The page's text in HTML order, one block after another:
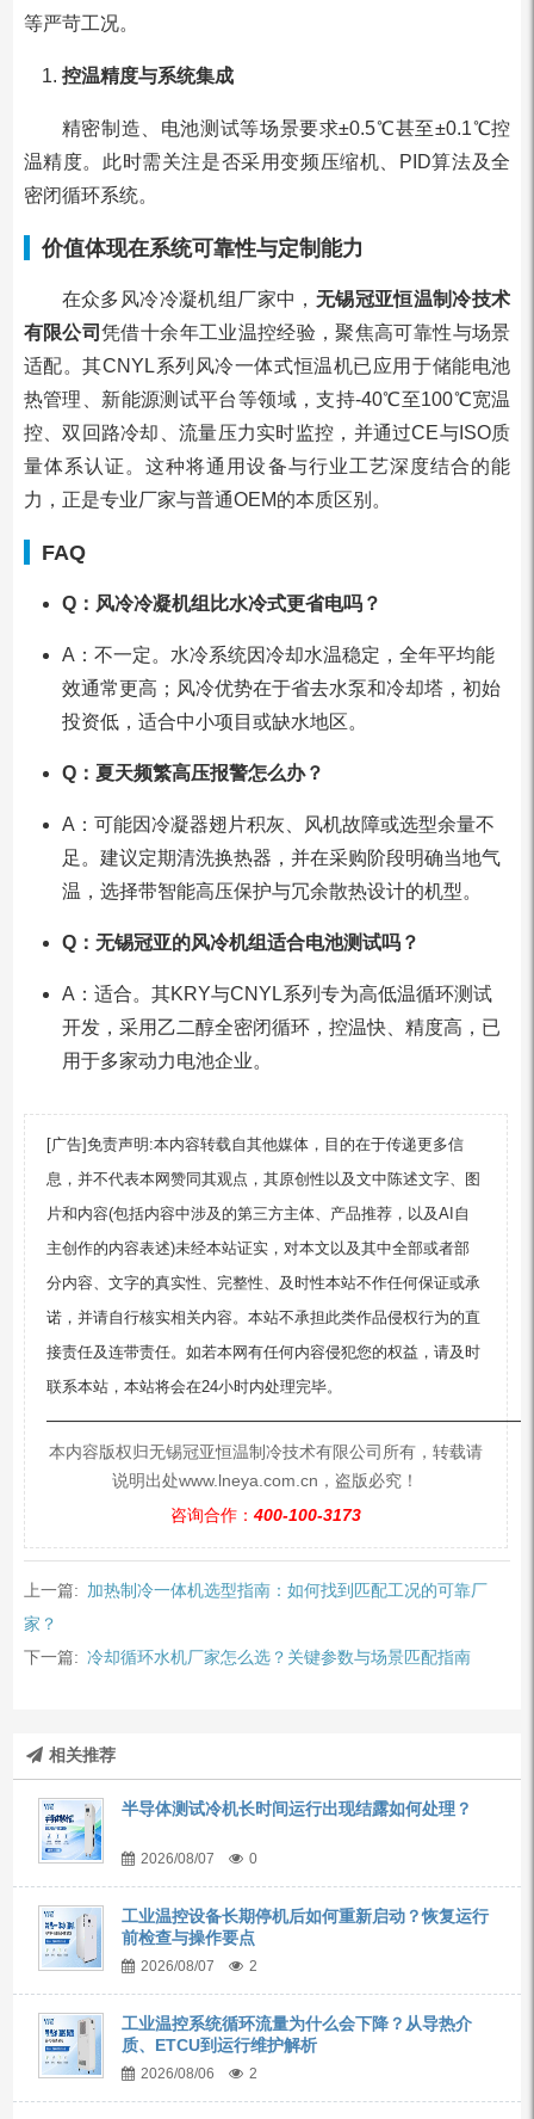
等严苛工况。
控温精度与系统集成
精密制造、电池测试等场景要求±0.5℃甚至±0.1℃控
温精度。此时需关注是否采用变频压缩机、PID算法及全
密闭循环系统。
价值体现在系统可靠性与定制能力
在众多风冷冷凝机组厂家中， 无锡冠亚恒温制冷技术
有限公司凭借十余年工业温控经验，聚焦高可靠性与场景
适配。其CNYL系列风冷一体式恒温机已应用于储能电池
热管理、新能源测试平台等领域，支持-40℃至100℃宽温
控、双回路冷却、流量压力实时监控，并通过CE与ISO质
量体系认证。这种将通用设备与行业工艺深度结合的能
力，正是专业厂家与普通OEM的本质区别。
FAQ
Q：风冷冷凝机组比水冷式更省电吗？
A：不一定。水冷系统因冷却水温稳定，全年平均能
效通常更高；风冷优势在于省去水泵和冷却塔，初始
投资低，适合中小项目或缺水地区。
Q：夏天频繁高压报警怎么办？
A：可能因冷凝器翅片积灰、风机故障或选型余量不
足。建议定期清洗换热器，并在采购阶段明确当地气
温，选择带智能高压保护与冗余散热设计的机型。
Q：无锡冠亚的风冷机组适合电池测试吗？
A：适合。其KRY与CNYL系列专为高低温循环测试
开发，采用乙二醇全密闭循环，控温快、精度高，已
用于多家动力电池企业。
[广告]免责声明:本内容转载自其他媒体，目的在于传递更多信
息，并不代表本网赞同其观点，其原创性以及文中陈述文字、图
片和内容(包括内容中涉及的第三方主体、产品推荐，以及AI自
主创作的内容表述)未经本站证实，对本文以及其中全部或者部
分内容、文字的真实性、完整性、及时性本站不作任何保证或承
诺，并请自行核实相关内容。本站不承担此类作品侵权行为的直
接责任及连带责任。如若本网有任何内容侵犯您的权益，请及时
联系本站，本站将会在24小时内处理完毕。
本内容版权归无锡冠亚恒温制冷技术有限公司所有，转载请
说明出处www.lneya.com.cn，盗版必究！
咨询合作： 400-100-3173
上一篇: 加热制冷一体机选型指南：如何找到匹配工况的可靠厂
家？
下一篇: 冷却循环水机厂家怎么选？关键参数与场景匹配指南
相关推荐
半导体测试冷机长时间运行出现结露如何处理？
2026/08/07 0
工业温控设备长期停机后如何重新启动？恢复运行
前检查与操作要点
2026/08/07 2
工业温控系统循环流量为什么会下降？从导热介
质、ETCU到运行维护解析
2026/08/06 2